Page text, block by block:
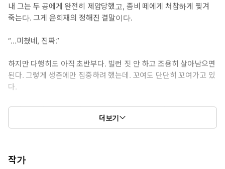
내 그는 두 공에게 완전히 제압당했고, 좀비 떼에게 처참하게 찢겨
죽는다. 그게 윤희재의 정해진 결말이다.
“…미쳤네, 진짜.”
하지만 다행히도 아직 초반부다. 빌런 짓 안 하고 조용히 살아남으면
된다. 그렇게 생존에만 집중하려 했는데. 꼬여도 단단히 꼬여가고 있
다.
원작에서 메인수를 지켜주던 장태하와 박강현이 메인수를 모른 척
하고 나에게 집착하기 시작했다. 아포칼립스 소설이지만 분명 달달
더보기
작가